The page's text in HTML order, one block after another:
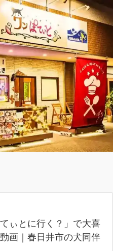
ぃとに行く？」で大喜
画｜春日井市の犬同伴